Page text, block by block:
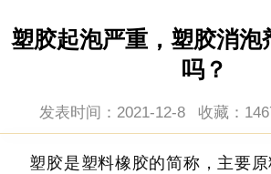
塑胶起泡严重，塑胶消泡
吗？
发表时间：2021-12-8 收藏：
塑胶是塑料橡胶的简称，主要原